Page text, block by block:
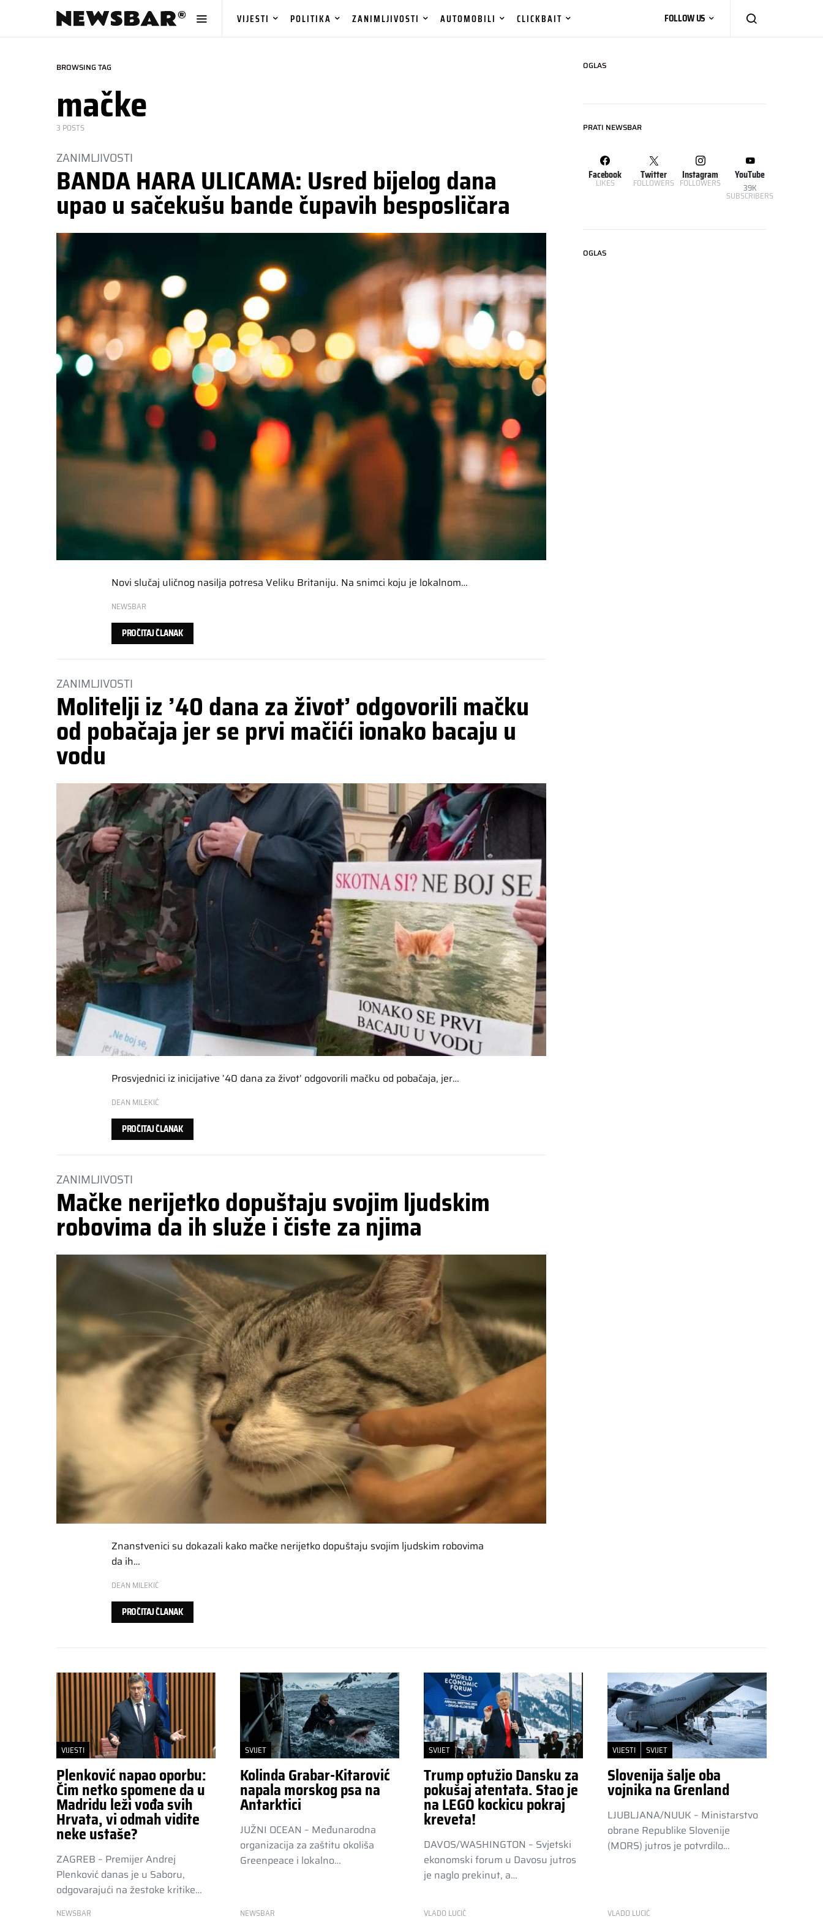
VIJESTI POLITIKA ZANIMLJIVOSTI AUTOMOBILI CLICKBAIT FOLLOW US
BROWSING TAG
mačke
3 POSTS
ZANIMLJIVOSTI
BANDA HARA ULICAMA: Usred bijelog dana
upao u sačekušu bande čupavih besposličara
Novi slučaj uličnog nasilja potresa Veliku Britaniju. Na snimci koju je lokalnom…
NEWSBAR
PROČITAJ ČLANAK
ZANIMLJIVOSTI
Molitelji iz ’40 dana za život’ odgovorili mačku
od pobačaja jer se prvi mačići ionako bacaju u
vodu
Prosvjednici iz inicijative ’40 dana za život’ odgovorili mačku od pobačaja, jer…
DEAN MILEKIĆ
PROČITAJ ČLANAK
ZANIMLJIVOSTI
Mačke nerijetko dopuštaju svojim ljudskim
robovima da ih služe i čiste za njima
Znanstvenici su dokazali kako mačke nerijetko dopuštaju svojim ljudskim robovima
da ih…
DEAN MILEKIĆ
PROČITAJ ČLANAK
OGLAS
PRATI NEWSBAR
Facebook
LIKES
Twitter
FOLLOWERS
Instagram
FOLLOWERS
YouTube
39K
SUBSCRIBERS
OGLAS
VIJESTI
Plenković napao oporbu:
Čim netko spomene da u
Madridu leži vođa svih
Hrvata, vi odmah vidite
neke ustaše?
ZAGREB – Premijer Andrej
Plenković danas je u Saboru,
odgovarajući na žestoke kritike…
NEWSBAR
SVIJET
Kolinda Grabar-Kitarović
napala morskog psa na
Antarktici
JUŽNI OCEAN – Međunarodna
organizacija za zaštitu okoliša
Greenpeace i lokalno…
NEWSBAR
SVIJET
Trump optužio Dansku za
pokušaj atentata. Stao je
na LEGO kockicu pokraj
kreveta!
DAVOS/WASHINGTON – Svjetski
ekonomski forum u Davosu jutros
je naglo prekinut, a…
VLADO LUCIĆ
VIJESTI SVIJET
Slovenija šalje oba
vojnika na Grenland
LJUBLJANA/NUUK – Ministarstvo
obrane Republike Slovenije
(MORS) jutros je potvrdilo…
VLADO LUCIĆ